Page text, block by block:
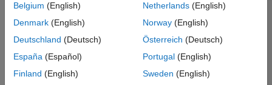
Belgium (English)
Denmark (English)
Deutschland (Deutsch)
España (Español)
Finland (English)
Netherlands(English)
Norway(English)
Österreich (Deutsch)
Portugal(English)
Sweden (English)
신뢰 센터 등록 상표 개인정보 취급방침
불법 복제 방지
애플리케이션 상태
© 1994-2026 The MathWorks, Inc.